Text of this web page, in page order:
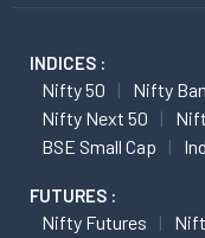
INDICES :
Nifty 50 Nifty
Nifty Next 50
BSE Small Cap
FUTURES :
Nifty Futures